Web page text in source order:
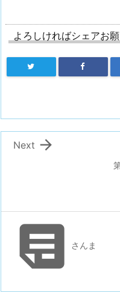
よろしければシェアお

Next
 さんま